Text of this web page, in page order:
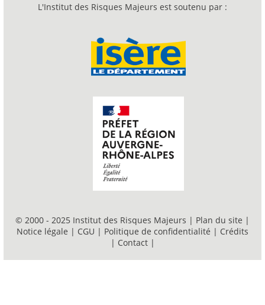
L'Institut des Risques Majeurs est soutenu par :
© 2000 - 2025 Institut des Risques Majeurs | Plan du site |
Notice légale | CGU | Politique de confidentialité | Crédits
| Contact |